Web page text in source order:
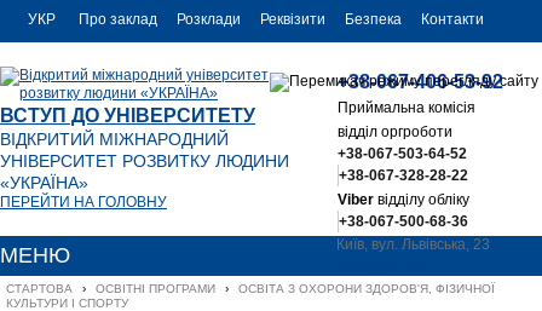
УКР
ENG
Про заклад Розклади Реквізити Безпека Контакти
ВСТУП ДО УНІВЕРСИТЕТУ
ВІДКРИТИЙ МІЖНАРОДНИЙ
УНІВЕРСИТЕТ РОЗВИТКУ ЛЮДИНИ
«УКРАЇНА»
ПЕРЕЙТИ НА ГОЛОВНУ
+38-067-406-53-92
Приймальна комісія
відділ оргроботи
+38-067-503-64-52
+38-067-328-28-22
Viberвідділу обліку
+38-067-500-68-36
Київ, вул. Львівська, 23
МЕНЮ
СТАРТОВА › ОСВІТНІ ПРОГРАМИ ›
ОСВІТА З ОХОРОНИ ЗДОРОВ'Я, ФІЗИЧНОЇ
КУЛЬТУРИ І СПОРТУ